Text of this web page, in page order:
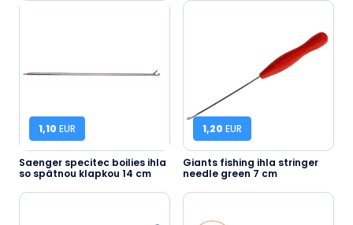
1,10 EUR
Saenger specitec boilies ihla
so spätnou klapkou 14 cm
1,20 EUR
Giants fishing ihla stringer
needle green 7 cm